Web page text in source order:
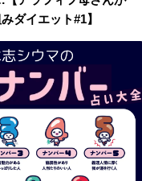
ダイエット#1】